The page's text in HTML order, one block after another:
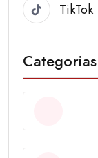
TikTok
Categorias